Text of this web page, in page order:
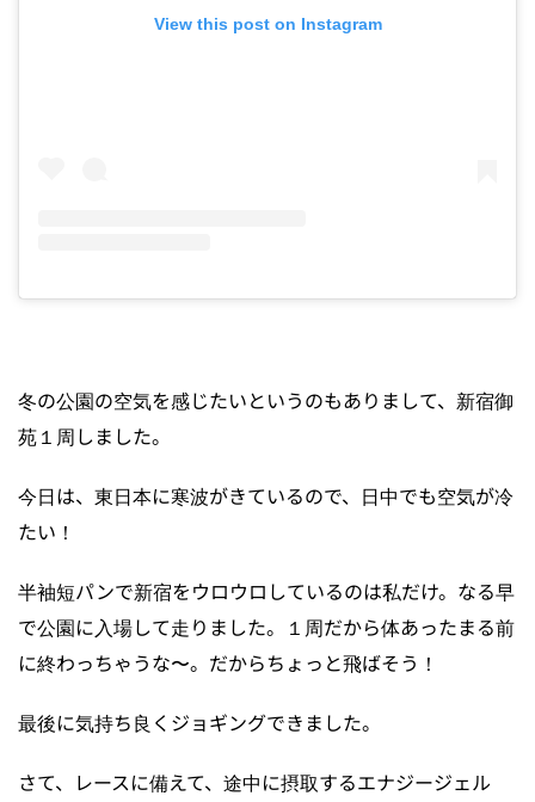
View this post on Instagram
冬の公園の空気を感じたいというのもありまして、新宿御
苑１周しました。
今日は、東日本に寒波がきているので、日中でも空気が冷
たい！
半袖短パンで新宿をウロウロしているのは私だけ。なる早
で公園に入場して走りました。１周だから体あったまる前
に終わっちゃうな〜。だからちょっと飛ばそう！
最後に気持ち良くジョギングできました。
さて、レースに備えて、途中に摂取するエナジージェル